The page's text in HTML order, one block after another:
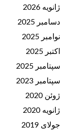
ژانویه 2026
دسامبر 2025
نوامبر 2025
اکتبر 2025
سپتامبر 2025
سپتامبر 2023
ژوئن 2020
ژانویه 2020
جولای 2019